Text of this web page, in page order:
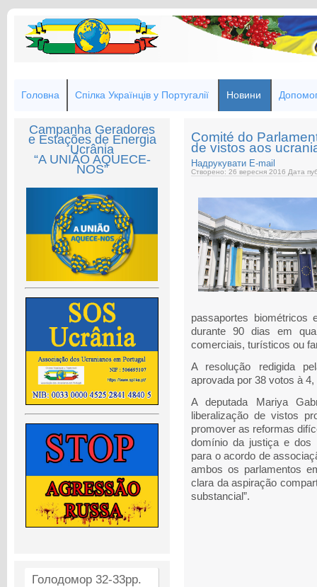
Головна Спілка Українців у Португалії Новини
Campanha Geradores
e Estações de Energia
Ucrânia
“A UNIÃO AQUECE-
NOS”
Голодомор 32-33рр.
Comité do
de vistos aos
Надрукувати E-mail
Створено: 26 вересня 2016 Дата
passaportes
durante 90 dias em
comerciais, turísticos ou
A resolução redigida
aprovada por 38 votos à
A deputada Mariya
liberalização de vistos
promover as reformas
domínio da justiça e dos
para o acordo de
ambos os parlamentos
clara da aspiração
substancial”.